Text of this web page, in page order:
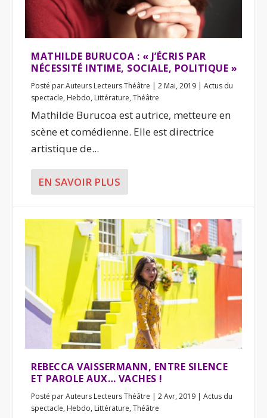
MATHILDE BURUCOA : « J’ÉCRIS PAR
NÉCESSITÉ INTIME, SOCIALE, POLITIQUE »
Posté parAuteurs Lecteurs Théâtre |2 Mai, 2019 |Actus du
spectacle, Hebdo, Littérature,Théâtre
Mathilde Burucoa est autrice, metteure en
scène et comédienne. Elle est directrice
artistique de...
EN SAVOIR PLUS
REBECCA VAISSERMANN, ENTRE SILENCE
ET PAROLE AUX… VACHES !
Posté parAuteurs Lecteurs Théâtre |2 Avr, 2019 |Actus du
spectacle, Hebdo, Littérature,Théâtre